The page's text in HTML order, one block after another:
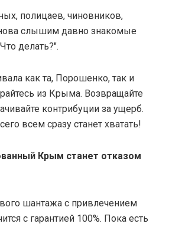
полицаев, чиновников,
слышим давно знакомые
делать?".
как та, Порошенко, так и
из Крыма. Возвращайте
контрибуции за ущерб.
всем сразу станет хватать!
Крым станет отказом
шантажа с привлечением
с гарантией 100%. Пока есть